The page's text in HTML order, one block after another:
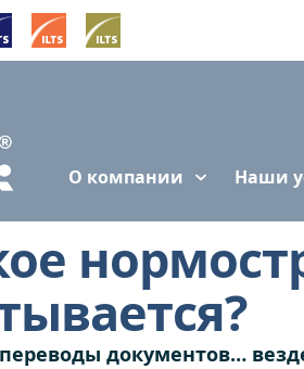
О компании Наши
документов…